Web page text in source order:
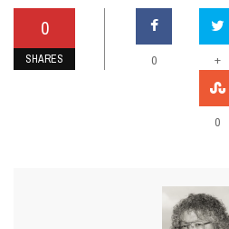
0
SHARES 0 +
0